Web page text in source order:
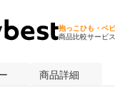
抱っこひも・ベ
商品比較サービス
商品詳細